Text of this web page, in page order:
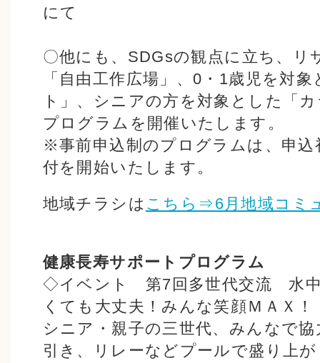
にて
〇他にも、SDGsの観点に立ち、リ
「自由工作広場」、0・1歳児を対
ト」、シニアの方を対象とした「
プログラムを開催いたします。
※事前申込制のプログラムは、申込
付を開始いたします。
地域チラシは こちら⇒6月地域コミ
健康長寿サポートプログラム
◇イベント 第7回多世代交流 水
くても大丈夫！みんな笑顔ＭＡＸ！
シニア・親子の三世代、みんなで
引き、リレーなどプールで盛り上